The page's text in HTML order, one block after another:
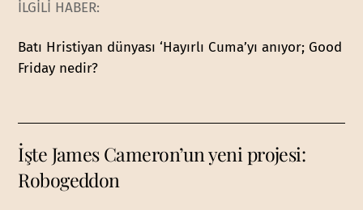
İLGİLİ HABER:
Batı Hristiyan dünyası ‘Hayırlı Cuma’yı anıyor; Good
Friday nedir?
İşte James Cameron’un yeni projesi:
Robogeddon